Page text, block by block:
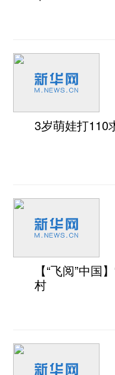
3岁萌娃打110
【“飞阅”中国
村